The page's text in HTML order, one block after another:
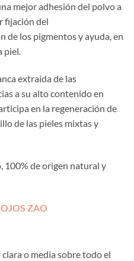
mejor adhesión del polvo a
fijación del
de los pigmentos y ayuda, en
piel.
extraída de las
a su alto contenido en
en la regeneración de
de las pieles mixtas y
100% de origen natural y
OJOS ZAO
o media sobre todo el